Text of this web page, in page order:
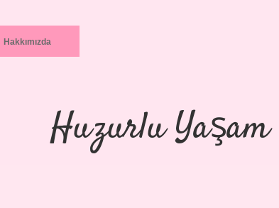
Hakkımızda
Huzurlu Yaşam